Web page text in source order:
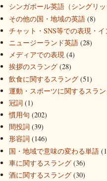
シンガポール英語（シングリッ
その他の国・地域の英語 (8)
チャット・SNS等での表現・
ニュージーランド英語 (28)
メディアでの表現 (4)
挨拶のスラング (28)
飲食に関するスラング (51)
運動・スポーツに関するスラ
冠詞 (1)
慣用句 (202)
間投詞 (39)
形容詞 (146)
国・地域で意味の変わる単語
車に関するスラング (36)
酒に関するスラング (30)